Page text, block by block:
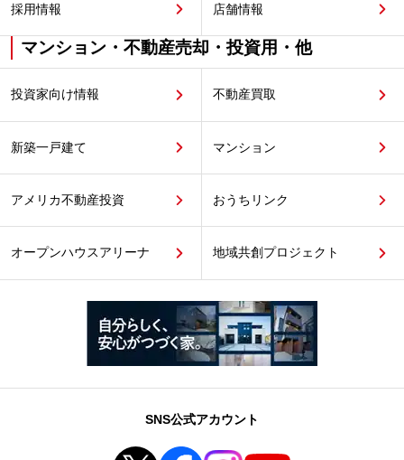
採用情報 店舗情報
マンション・不動産売却・投資用・他
投資家向け情報 不動産買取
新築一戸建て マンション
アメリカ不動産投資 おうちリンク
オープンハウスアリーナ 地域共創プロジェクト
SNS公式アカウント